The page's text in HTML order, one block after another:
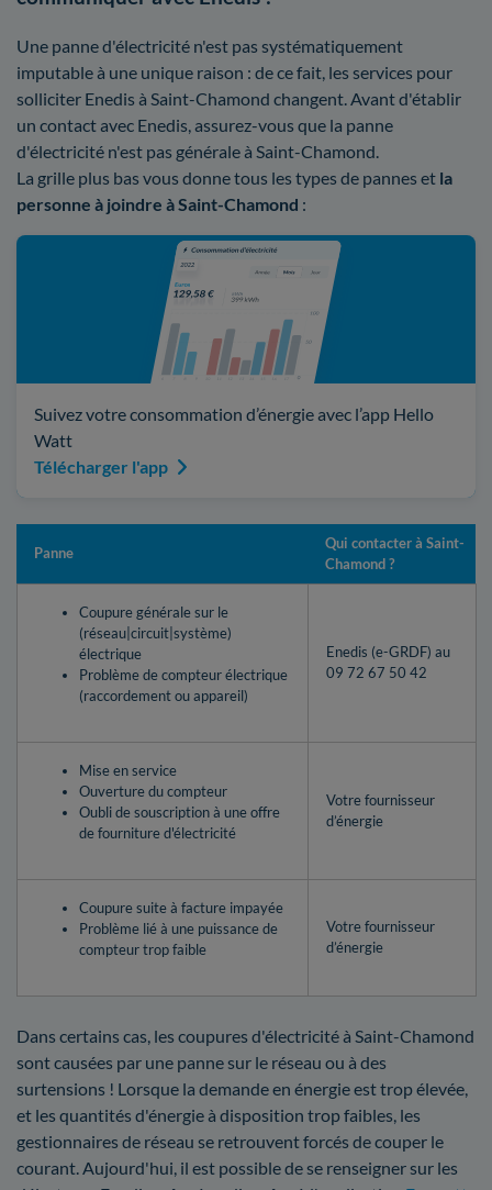
Une panne d'électricité n'est pas systématiquement
imputable à une unique raison : de ce fait, les services pour
solliciter Enedis à Saint-Chamond changent. Avant d'établir
un contact avec Enedis, assurez-vous que la panne
d'électricité n'est pas générale à Saint-Chamond.
La grille plus bas vous donne tous les types de pannes et la
personne à joindre à Saint-Chamond :
Suivez votre consommation d’énergie avec l’app Hello
Watt
Télécharger l'app
Panne
Qui contacter à Saint-
Chamond ?
Coupure générale sur le
(réseau|circuit|système)
électrique
Problème de compteur électrique
(raccordement ou appareil)
Enedis (e-GRDF) au
09 72 67 50 42
Mise en service
Ouverture du compteur
Oubli de souscription à une offre
de fourniture d'électricité
Votre fournisseur
d’énergie
Coupure suite à facture impayée
Problème lié à une puissance de
compteur trop faible
Votre fournisseur
d’énergie
Dans certains cas, les coupures d'électricité à Saint-Chamond
sont causées par une panne sur le réseau ou à des
surtensions ! Lorsque la demande en énergie est trop élevée,
et les quantités d'énergie à disposition trop faibles, les
gestionnaires de réseau se retrouvent forcés de couper le
courant. Aujourd'hui, il est possible de se renseigner sur les